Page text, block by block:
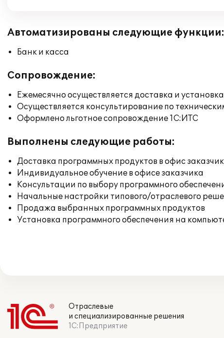
Автоматизированы следующие функции:
Банк и касса
Сопровождение:
Ежемесячно осуществляется доставка и
Осуществляется консультирование по
Оформлено льготное сопровождение 1С:ИТС
Выполнены следующие работы:
Доставка программных продуктов в офис
Индивидуальное обучение в офисе заказчика
Консультации по выбору программного
Начальные настройки типового/отраслевого
Продажа выбранных программных продуктов
Установка программного обеспечения на
Отраслевые
и специализированные решения
1С:Предприятие